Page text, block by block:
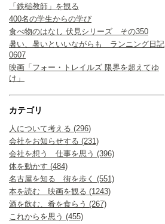
「鉄槌教師」を観る
400名の学生からの学び
食べ物のはなし 伏見シリーズ その350
暑い、暑いといいながらも ランニング日記
0607
映画「フォー・トレイルズ 限界を超えてゆ
け」
カテゴリ
人について考える (296)
会社をお知らせする (231)
会社を想う 仕事を思う (396)
体を動かす (484)
名古屋を知る 街を歩く (551)
本を読む 映画を観る (1243)
酒を飲む、肴を食らう (267)
これからを思う (455)